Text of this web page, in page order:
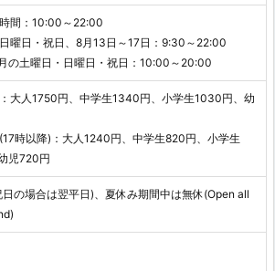
間：10:00～22:00
曜日・祝日、8月13日～17日：9:30～22:00
の土曜日・日曜日・祝日：10:00～20:00
大人1750円、中学生1340円、小学生1030円、幼
時以降)：大人1240円、中学生820円、小学生
児720円
の場合は翌平日)、夏休み期間中は無休(Open all